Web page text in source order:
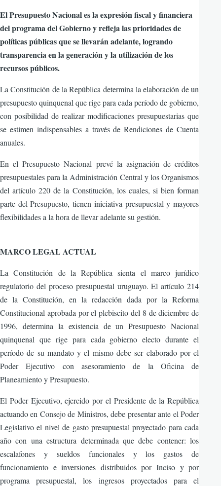
El Presupuesto Nacional es la expresión fiscal y financiera
del programa del Gobierno y refleja las prioridades de
políticas públicas que se llevarán adelante, logrando
transparencia en la generación y la utilización de los
recursos públicos.
La Constitución de la República determina la elaboración de un
presupuesto quinquenal que rige para cada período de gobierno,
con posibilidad de realizar modificaciones presupuestarias que
se estimen indispensables a través de Rendiciones de Cuenta
anuales.
En el Presupuesto Nacional prevé la asignación de créditos
presupuestales para la Administración Central y los Organismos
del artículo 220 de la Constitución, los cuales, si bien forman
parte del Presupuesto, tienen iniciativa presupuestal y mayores
flexibilidades a la hora de llevar adelante su gestión.
MARCO LEGAL ACTUAL
La Constitución de la República sienta el marco jurídico
regulatorio del proceso presupuestal uruguayo. El artículo 214
de la Constitución, en la redacción dada por la Reforma
Constitucional aprobada por el plebiscito del 8 de diciembre de
1996, determina la existencia de un Presupuesto Nacional
quinquenal que rige para cada gobierno electo durante el
período de su mandato y el mismo debe ser elaborado por el
Poder Ejecutivo con asesoramiento de la Oficina de
Planeamiento y Presupuesto.
El Poder Ejecutivo, ejercido por el Presidente de la República
actuando en Consejo de Ministros, debe presentar ante el Poder
Legislativo el nivel de gasto presupuestal proyectado para cada
año con una estructura determinada que debe contener: los
escalafones y sueldos funcionales y los gastos de
funcionamiento e inversiones distribuidos por Inciso y por
programa presupuestal, los ingresos proyectados para el